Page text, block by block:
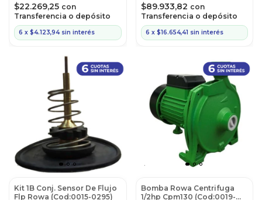
$22.269,25 con
Transferencia o depósito
6 x $4.123,94 sin interés
$89.933,82 con
Transferencia o depósito
6 x $16.654,41 sin interés
Kit 1B Conj. Sensor De Flujo
Flp Rowa (Cod:0015-0295)
Bomba Rowa Centrifuga
1/2hp Cpm130 (Cod:0019-